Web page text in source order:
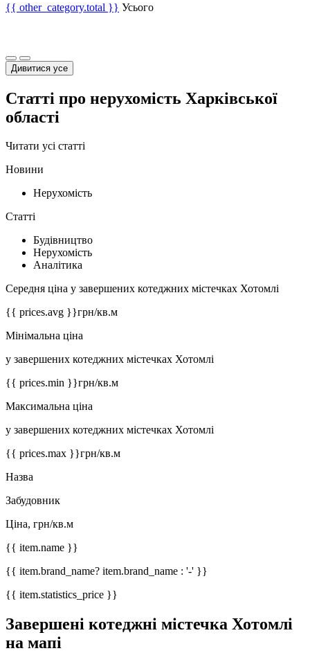
{{ other_category.total }} Усього
Дивитися усе
Статті про нерухомість Харківської
області
Читати усі статті
Новини
Нерухомість
Статті
Будівництво
Нерухомість
Аналітика
Середня ціна у завершених котеджних містечках Хотомлі
{{ prices.avg }}грн/кв.м
Мінімальна ціна
у завершених котеджних містечках Хотомлі
{{ prices.min }}грн/кв.м
Максимальна ціна
у завершених котеджних містечках Хотомлі
{{ prices.max }}грн/кв.м
Назва
Забудовник
Ціна, грн/кв.м
{{ item.name }}
{{ item.brand_name? item.brand_name : '-' }}
{{ item.statistics_price }}
Завершені котеджні містечка Хотомлі
на мапі